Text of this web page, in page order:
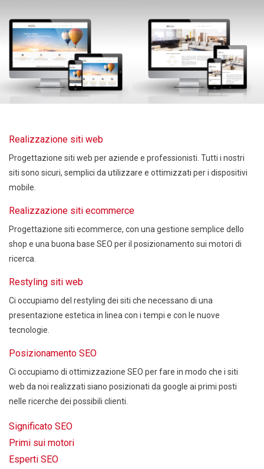
Realizzazione siti web
Progettazione siti web per aziende e professionisti. Tutti i nostri
siti sono sicuri, semplici da utilizzare e ottimizzati per i dispositivi
mobile.
Realizzazione siti ecommerce
Progettazione siti ecommerce, con una gestione semplice dello
shop e una buona base SEO per il posizionamento sui motori di
ricerca.
Restyling siti web
Ci occupiamo del restyling dei siti che necessano di una
presentazione estetica in linea con i tempi e con le nuove
tecnologie.
Posizionamento SEO
Ci occupiamo di ottimizzazione SEO per fare in modo che i siti
web da noi realizzati siano posizionati da google ai primi posti
nelle ricerche dei possibili clienti.
Significato SEO
Primi sui motori
Esperti SEO